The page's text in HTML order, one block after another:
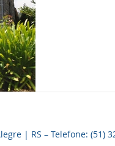
| RS – Telefone: (51)